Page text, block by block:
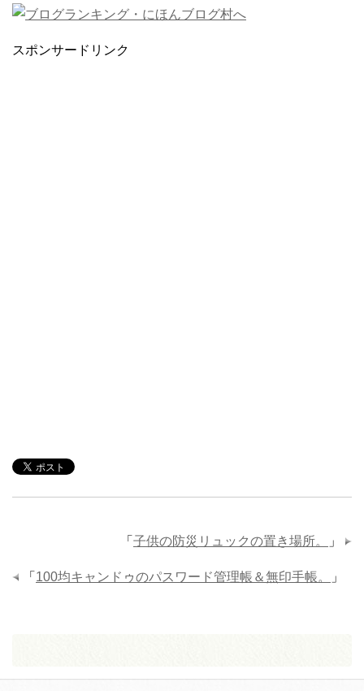
スポンサードリンク
「 子供の防災リュックの置き場所。 」
「 100均キャンドゥのパスワード管理帳＆無印手帳。 」